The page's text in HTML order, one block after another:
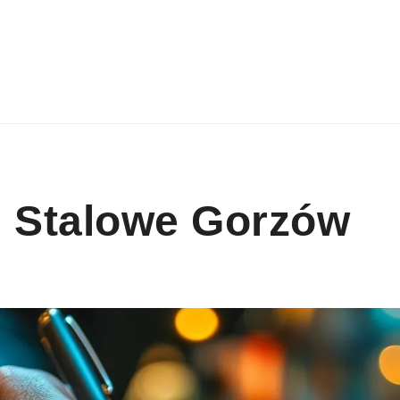
Gorzów